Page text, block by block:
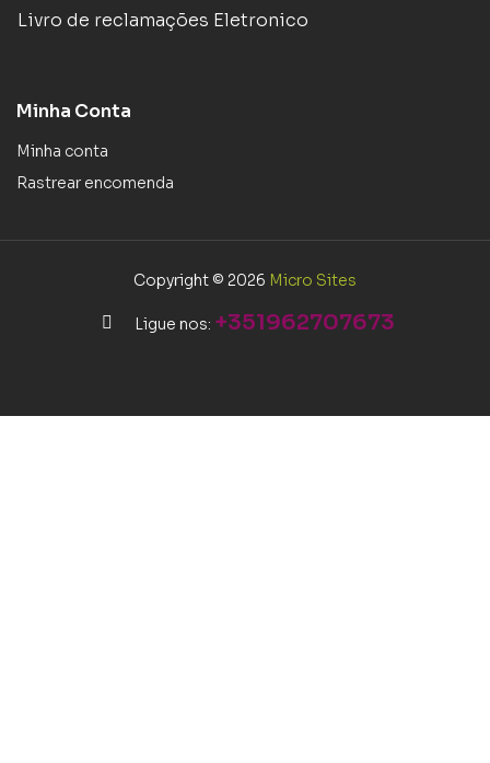
Livro de reclamações Eletronico
Minha Conta
Minha conta
Rastrear encomenda
Copyright © 2026 Micro Sites
Ligue nos: +351962707673